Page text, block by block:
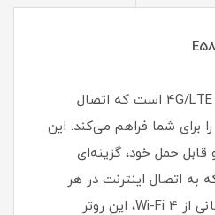
نسل جدیدی از مودم‌های 4G/LTE است که اتصال
برای شما فراهم می‌کند. این
حمل خود، گزینه‌ای
به اتصال اینترنت در هر
مکانی نیاز دارند. با پشتیبانی از Wi-Fi 4، این روتر